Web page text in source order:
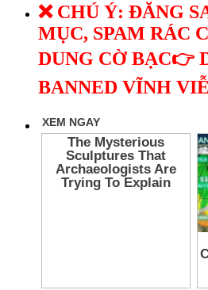
❌ CHÚ Ý: ĐĂNG
MỤC, SPAM RÁC
DUNG CỜ BẠC👉
BANNED VĨNH